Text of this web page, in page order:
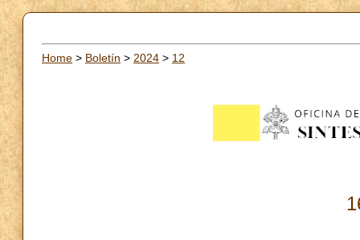
Home > Boletín > 2024 > 12